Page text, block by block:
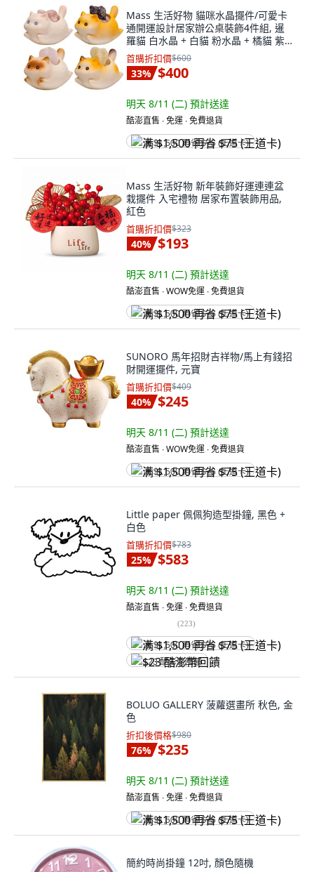
Mass 生活好物 貓咪水晶擺件/可愛卡
通開運設計居家辦公桌裝飾4件組, 暹
羅貓 白水晶 + 白貓 粉水晶 + 橘貓 紫
水晶 + 三花貓 黃水晶
首購折扣價$600
33% $400
明天 8/11 (二) 預計送達
酷澎直售 ∙ 免運 ∙ 免費退貨
满 $1,500 再省 $75 (王道卡)
Mass 生活好物 新年裝飾好運連連盆
栽擺件 入宅禮物 居家布置裝飾用品,
紅色
首購折扣價$323
40% $193
明天 8/11 (二) 預計送達
酷澎直售 ∙ WOW免運 ∙ 免費退貨
满 $1,500 再省 $75 (王道卡)
SUNORO 馬年招財吉祥物/馬上有錢招
財開運擺件, 元寶
首購折扣價$409
40% $245
明天 8/11 (二) 預計送達
酷澎直售 ∙ WOW免運 ∙ 免費退貨
满 $1,500 再省 $75 (王道卡)
Little paper 佩佩狗造型掛鐘, 黑色 +
白色
首購折扣價$783
25% $583
明天 8/11 (二) 預計送達
酷澎直售 ∙ 免運 ∙ 免費退貨
(223)
满 $1,500 再省 $75 (王道卡)
$23 酷澎幣回饋
BOLUO GALLERY 菠蘿選畫所 秋色, 金
色
折扣後價格$980
76% $235
明天 8/11 (二) 預計送達
酷澎直售 ∙ 免運 ∙ 免費退貨
满 $1,500 再省 $75 (王道卡)
簡約時尚掛鐘 12吋, 顏色隨機